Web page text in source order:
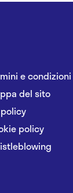
e condizioni
del sito
policy